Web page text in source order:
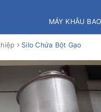
MÁY KHÂU
Silo Chứa Bột Gạo